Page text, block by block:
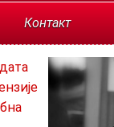
Контакт